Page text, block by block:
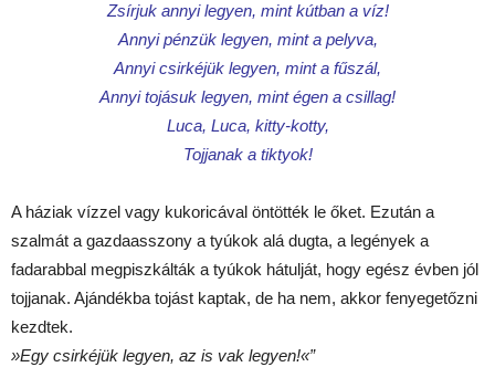
Zsírjuk annyi legyen, mint kútban a víz!
Annyi pénzük legyen, mint a pelyva,
Annyi csirkéjük legyen, mint a fűszál,
Annyi tojásuk legyen, mint égen a csillag!
Luca, Luca, kitty-kotty,
Tojjanak a tiktyok!
A háziak vízzel vagy kukoricával öntötték le őket. Ezután a
szalmát a gazdaasszony a tyúkok alá dugta, a legények a
fadarabbal megpiszkálták a tyúkok hátulját, hogy egész évben jól
tojjanak. Ajándékba tojást kaptak, de ha nem, akkor fenyegetőzni
kezdtek.
»Egy csirkéjük legyen, az is vak legyen!«”